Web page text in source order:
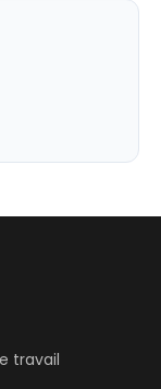
travail